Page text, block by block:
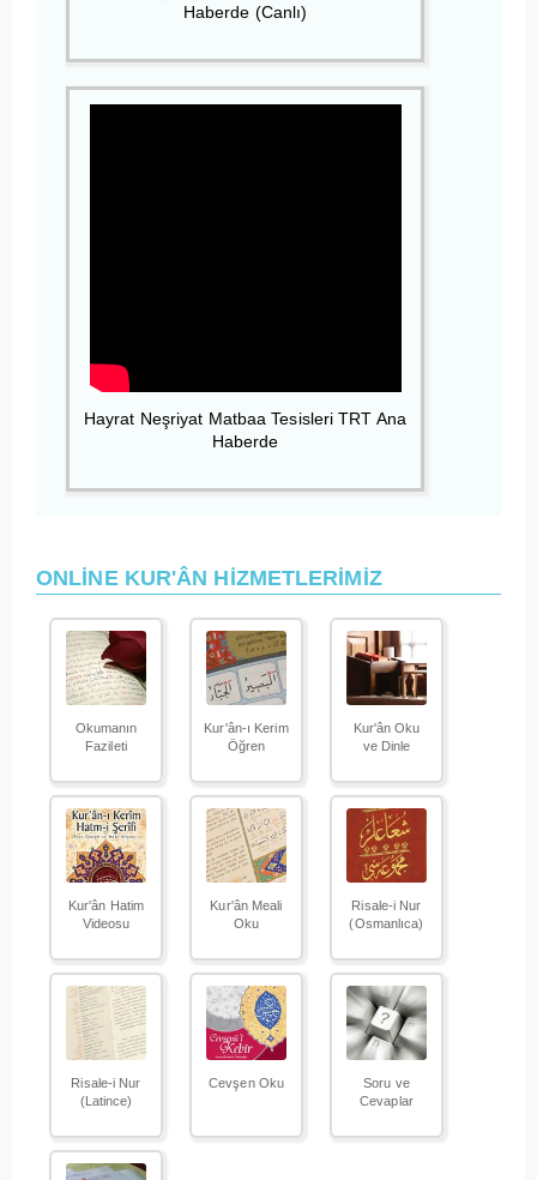
Haberde (Canlı)
Hayrat Neşriyat Matbaa Tesisleri TRT Ana
Haberde
ONLİNE KUR'ÂN HİZMETLERİMİZ
Okumanın
Fazileti
Kur'ân-ı Kerim
Öğren
Kur'ân Oku
ve Dinle
Kur'ân Hatim
Videosu
Kur'ân Meali
Oku
Risale-i Nur
(Osmanlıca)
Risale-i Nur
(Latince)
Cevşen Oku
Soru ve
Cevaplar